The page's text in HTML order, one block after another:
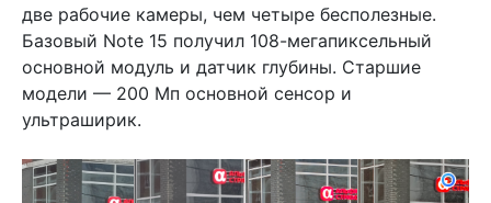
две рабочие камеры, чем четыре бесполезные.
Базовый Note 15 получил 108-мегапиксельный
основной модуль и датчик глубины. Старшие
модели — 200 Мп основной сенсор и
ультраширик.